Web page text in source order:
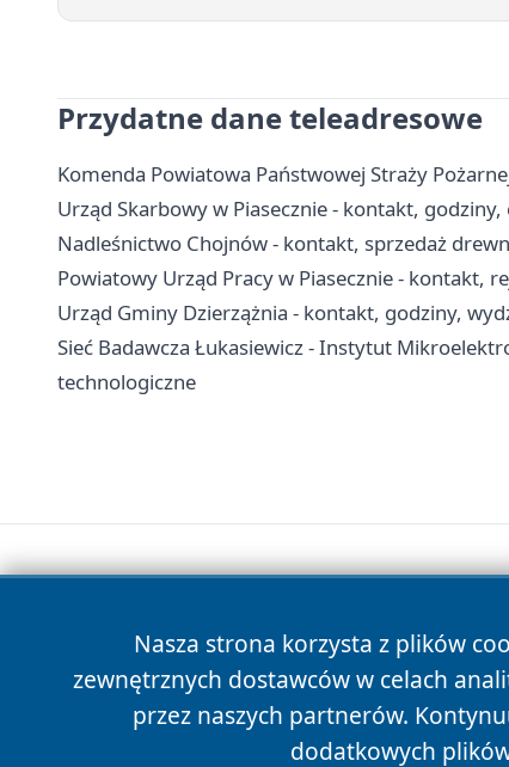
Przydatne dane teleadresowe
Komenda Powiatowa Państwowej Straży
Urząd Skarbowy w Piasecznie - kontakt,
Nadleśnictwo Chojnów - kontakt, sprzedaż
Powiatowy Urząd Pracy w Piasecznie - kontakt,
Urząd Gminy Dzierzążnia - kontakt, godziny,
Sieć Badawcza Łukasiewicz - Instytut
technologiczne
Nasza strona korzysta z plików
zewnętrznych dostawców w celach
przez naszych partnerów.
dodatkowych